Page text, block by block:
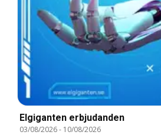
Elgiganten erbjudanden
03/08/2026- 10/08/2026